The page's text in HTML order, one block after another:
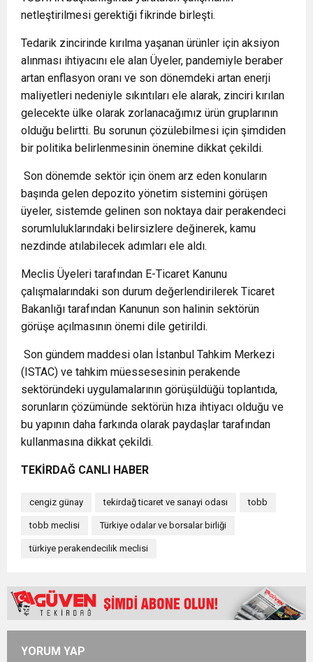
netleştirilmesi gerektiği fikrinde birleşti.
Tedarik zincirinde kırılma yaşanan ürünler için aksiyon
alınması ihtiyacını ele alan Üyeler, pandemiyle beraber
artan enflasyon oranı ve son dönemdeki artan enerji
maliyetleri nedeniyle sıkıntıları ele alarak, zinciri kırılan
gelecekte ülke olarak zorlanacağımız ürün gruplarının
olduğu belirtti. Bu sorunun çözülebilmesi için şimdiden
bir politika belirlenmesinin önemine dikkat çekildi.
Son dönemde sektör için önem arz eden konuların
başında gelen depozito yönetim sistemini görüşen
üyeler, sistemde gelinen son noktaya dair perakendeci
sorumluluklarındaki belirsizlere değinerek, kamu
nezdinde atılabilecek adımları ele aldı.
Meclis Üyeleri tarafından E-Ticaret Kanunu
çalışmalarındaki son durum değerlendirilerek Ticaret
Bakanlığı tarafından Kanunun son halinin sektörün
görüşe açılmasının önemi dile getirildi.
Son gündem maddesi olan İstanbul Tahkim Merkezi
(ISTAC) ve tahkim müessesesinin perakende
sektöründeki uygulamalarının görüşüldüğü toplantıda,
sorunların çözümünde sektörün hıza ihtiyacı olduğu ve
bu yapının daha farkında olarak paydaşlar tarafından
kullanmasına dikkat çekildi.
TEKİRDAĞ CANLI HABER
cengiz günay tekirdağ ticaret ve sanayi odası tobb
tobb meclisi Türkiye odalar ve borsalar birliği
türkiye perakendecilik meclisi
YORUM YAP